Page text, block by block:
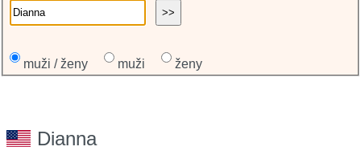
muži / ženy muži ženy
Dianna